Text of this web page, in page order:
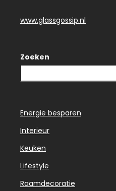
www.glassgossip.nl
Zoeken
Energie besparen
Interieur
Keuken
Lifestyle
Raamdecoratie